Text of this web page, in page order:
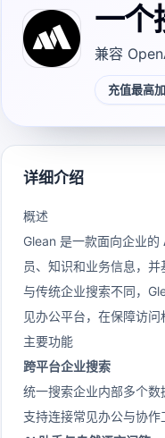
一个
兼容
充值最高
详细介绍
概述
Glean 是一款面向企业的
员、知识和业务信息，并
与传统企业搜索不同，
见办公平台，在保障访问
主要功能
跨平台企业搜索
统一搜索企业内部多个数
支持连接常见办公与协